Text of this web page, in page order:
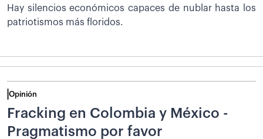
Hay silencios económicos capaces de nublar hasta los
patriotismos más floridos.
Opinión
Fracking en Colombia y México -
Pragmatismo por favor